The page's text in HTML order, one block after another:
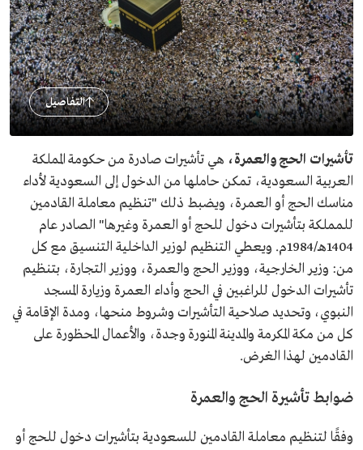
التفاصيل
تأشيرات الحج والعمرة، هي تأشيرات صادرة من حكومة المملكة
العربية السعودية، تمكن حاملها من الدخول إلى السعودية لأداء
مناسك الحج أو العمرة، ويضبط ذلك "تنظيم معاملة القادمين
للمملكة بتأشيرات دخول للحج أو العمرة وغيرها" الصادر عام
1404هـ/1984م. ويعطي التنظيم لوزير الداخلية التنسيق مع كل
من: وزير الخارجية، ووزير الحج والعمرة، ووزير التجارة، بتنظيم
تأشيرات الدخول للراغبين في الحج وأداء العمرة وزيارة المسجد
النبوي، وتحديد صلاحية التأشيرات وشروط منحها، ومدة الإقامة في
كل من مكة المكرمة والمدينة المنورة وجدة، والأعمال المحظورة على
القادمين لهذا الغرض.
ضوابط تأشيرة الحج والعمرة
وفقًا لتنظيم معاملة القادمين للسعودية بتأشيرات دخول للحج أو